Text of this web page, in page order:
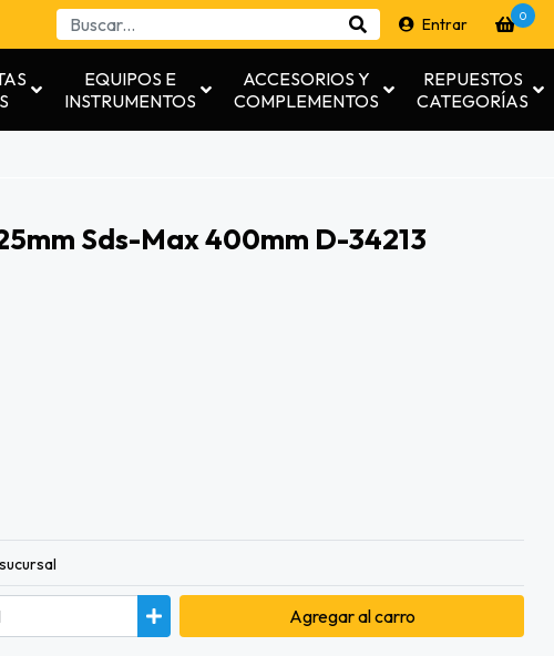
Entrar 0
EQUIPOS E
INSTRUMENTOS
ACCESORIOS Y
COMPLEMENTOS
REPUESTOS
CATEGORÍAS
Sds-Max 400mm D-34213
Agregaral carro